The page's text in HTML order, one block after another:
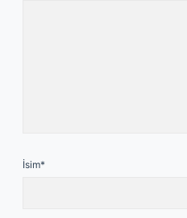
İsim*